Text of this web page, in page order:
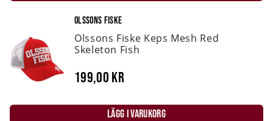
OLSSONS FISKE
Olssons Fiske Keps Mesh Red
Skeleton Fish
199,00 kr
LÄGG I VARUKORG